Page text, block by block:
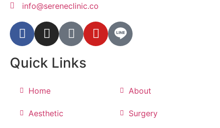
info@sereneclinic.co
Quick Links
Home About
Aesthetic Surgery